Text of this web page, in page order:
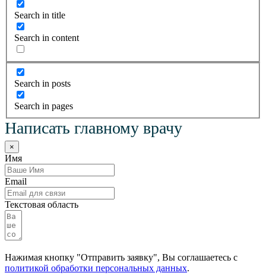
Search in title
Search in content
Search in posts
Search in pages
Написать главному врачу
×
Имя
Email
Текстовая область
Нажимая кнопку "Отправить заявку", Вы соглашаетесь с
политикой обработки персональных данных.